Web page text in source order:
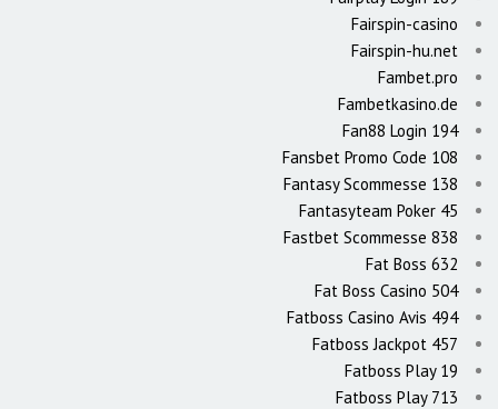
Fairspin-casino
Fairspin-hu.net
Fambet.pro
Fambetkasino.de
Fan88 Login 194
Fansbet Promo Code 108
Fantasy Scommesse 138
Fantasyteam Poker 45
Fastbet Scommesse 838
Fat Boss 632
Fat Boss Casino 504
Fatboss Casino Avis 494
Fatboss Jackpot 457
Fatboss Play 19
Fatboss Play 713